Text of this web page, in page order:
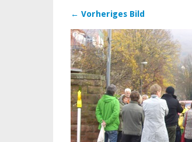
← Vorheriges Bild